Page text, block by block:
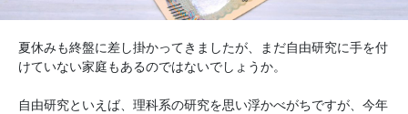
夏休みも終盤に差し掛かってきましたが、まだ自由研究に手を付
けていない家庭もあるのではないでしょうか。
自由研究といえば、理科系の研究を思い浮かべがちですが、今年